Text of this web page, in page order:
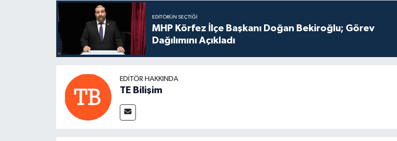
EDITÖRÜN SEÇTIĞI
MHP Körfez İlçe Başkanı Doğan Bekiroğlu; Görev
Dağılımını Açıkladı
EDITÖR HAKKINDA
TE Bilişim